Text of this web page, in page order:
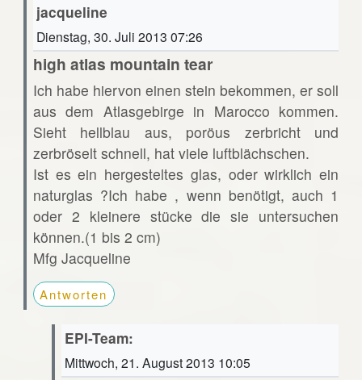
jacqueline
Dienstag, 30. Juli 2013 07:26
high atlas mountain tear
Ich habe hiervon einen stein bekommen, er soll
aus dem Atlasgebirge in Marocco kommen.
Sieht hellblau aus, poröus zerbricht und
zerbröselt schnell, hat viele luftblächschen.
Ist es ein hergesteltes glas, oder wirklich ein
naturglas ?Ich habe , wenn benötigt, auch 1
oder 2 kleinere stücke die sie untersuchen
können.(1 bis 2 cm)
Mfg Jacqueline
Antworten
EPI-Team:
Mittwoch, 21. August 2013 10:05